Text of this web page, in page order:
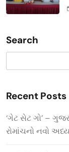
Search
Recent Posts
‘ગેટ સેટ ગો’ –
રોમાંચનો નવો